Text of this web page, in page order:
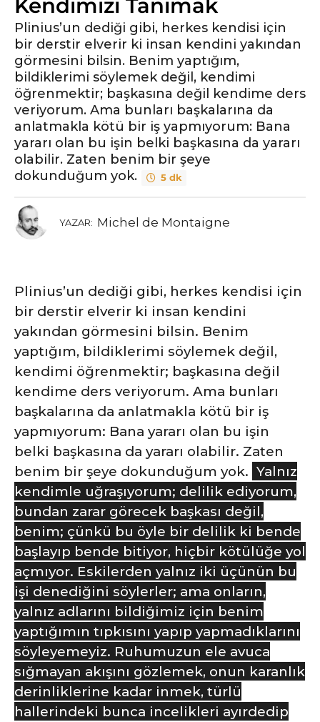
e
Kendimizi Tanımak
Plinius’un dediği gibi, herkes kendisi için
bir derstir elverir ki insan kendini yakından
görmesini bilsin. Benim yaptığım,
bildiklerimi söylemek değil, kendimi
öğrenmektir; başkasına değil kendime ders
veriyorum. Ama bunları başkalarına da
anlatmakla kötü bir iş yapmıyorum: Bana
yararı olan bu işin belki başkasına da yararı
olabilir. Zaten benim bir şeye
dokunduğum yok.
5 dk
YAZAR: Michel de Montaigne
Plinius’un dediği gibi, herkes kendisi için
bir derstir elverir ki insan kendini
yakından görmesini bilsin. Benim
yaptığım, bildiklerimi söylemek değil,
kendimi öğrenmektir; başkasına değil
kendime ders veriyorum. Ama bunları
başkalarına da anlatmakla kötü bir iş
yapmıyorum: Bana yararı olan bu işin
belki başkasına da yararı olabilir. Zaten
benim bir şeye dokunduğum yok. Yalnız
kendimle uğraşıyorum; delilik ediyorum,
bundan zarar görecek başkası değil,
benim; çünkü bu öyle bir delilik ki bende
başlayıp bende bitiyor, hiçbir kötülüğe yol
açmıyor. Eskilerden yalnız iki üçünün bu
işi denediğini söylerler; ama onların,
yalnız adlarını bildiğimiz için benim
yaptığımın tıpkısını yapıp yapmadıklarını
söyleyemeyiz. Ruhumuzun ele avuca
sığmayan akışını gözlemek, onun karanlık
derinliklerine kadar inmek, türlü
hallerindeki bunca incelikleri ayırdedip